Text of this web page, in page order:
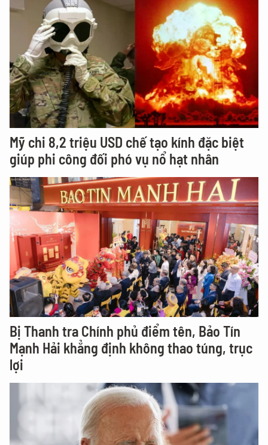
Mỹ chi 8,2 triệu USD chế tạo kính đặc biệt
giúp phi công đối phó vụ nổ hạt nhân
Bị Thanh tra Chính phủ điểm tên, Bảo Tín
Mạnh Hải khẳng định không thao túng, trục
lợi